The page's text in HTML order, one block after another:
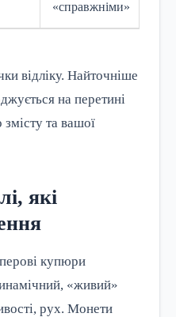
«справжніми»
відліку. Найточніше
на перетині
та вашої
які
купюри
«живий»
рух. Монети